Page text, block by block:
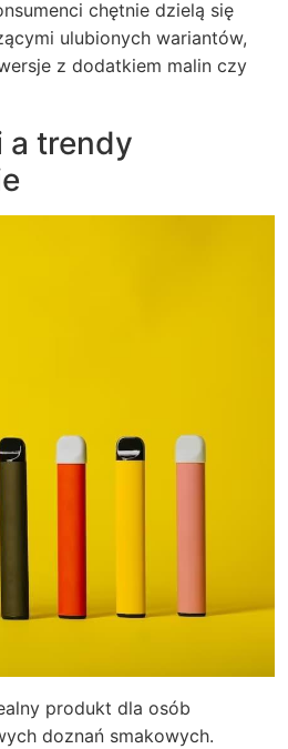
chętnie dzielą się
ulubionych wariantów,
z dodatkiem malin czy
a trendy
produkt dla osób
doznań smakowych.